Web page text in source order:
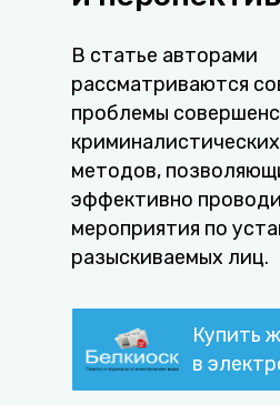
В статье авторами
рассматриваются
проблемы
методов,
эффективно
мероприятия по
разыскиваемых лиц.
Купить
в